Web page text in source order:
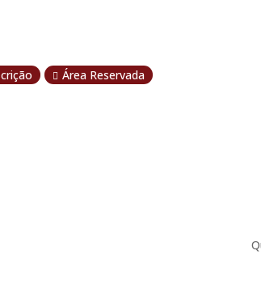
 Área Reservada